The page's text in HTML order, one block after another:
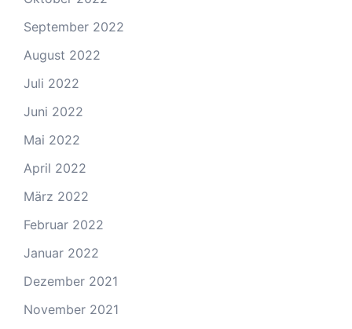
September 2022
August 2022
Juli 2022
Juni 2022
Mai 2022
April 2022
März 2022
Februar 2022
Januar 2022
Dezember 2021
November 2021